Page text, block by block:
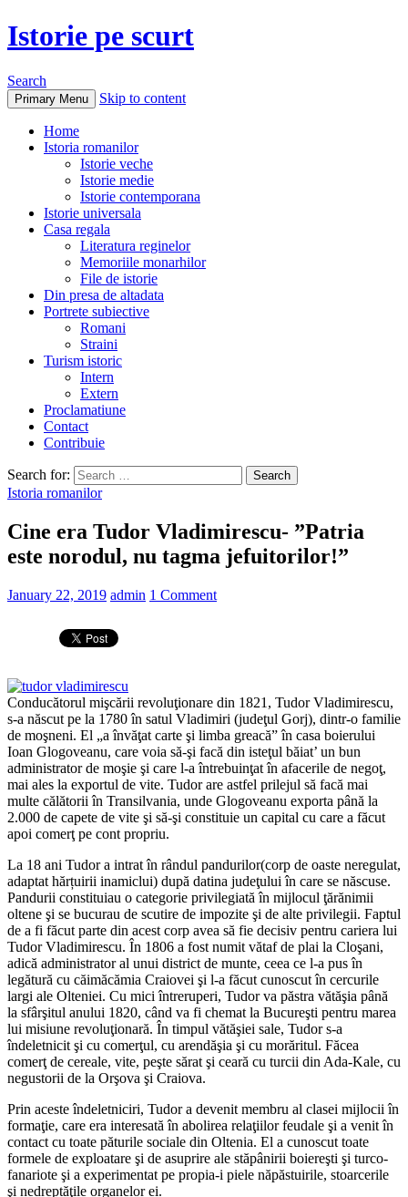
Istorie pe scurt
Search
Primary Menu Skip to content
Home
Istoria romanilor
Istorie veche
Istorie medie
Istorie contemporana
Istorie universala
Casa regala
Literatura reginelor
Memoriile monarhilor
File de istorie
Din presa de altadata
Portrete subiective
Romani
Straini
Turism istoric
Intern
Extern
Proclamatiune
Contact
Contribuie
Search for:
Istoria romanilor
Cine era Tudor Vladimirescu- ”Patria
este norodul, nu tagma jefuitorilor!”
January 22, 2019 admin 1 Comment
Conducătorul mişcării revoluţionare din 1821, Tudor Vladimirescu,
s-a născut pe la 1780 în satul Vladimiri (judeţul Gorj), dintr-o familie
de moşneni. El „a învăţat carte şi limba greacă” în casa boierului
Ioan Glogoveanu, care voia să-şi facă din isteţul băiat’ un bun
administrator de moşie şi care l-a întrebuinţat în afacerile de negoţ,
mai ales la exportul de vite. Tudor are astfel prilejul să facă mai
multe călătorii în Transilvania, unde Glogoveanu exporta până la
2.000 de capete de vite şi să-şi constituie un capital cu care a făcut
apoi comerţ pe cont propriu.
La 18 ani Tudor a intrat în rândul pandurilor(corp de oaste neregulat,
adaptat hărțuirii inamiclui) după datina judeţului în care se născuse.
Pandurii constituiau o categorie privilegiată în mijlocul ţărănimii
oltene şi se bucurau de scutire de impozite şi de alte privilegii. Faptul
de a fi făcut parte din acest corp avea să fie decisiv pentru cariera lui
Tudor Vladimirescu. În 1806 a fost numit vătaf de plai la Cloşani,
adică administrator al unui district de munte, ceea ce l-a pus în
legătură cu căimăcămia Craiovei şi l-a făcut cunoscut în cercurile
largi ale Olteniei. Cu mici întreruperi, Tudor va păstra vătăşia până
la sfârşitul anului 1820, când va fi chemat la Bucureşti pentru marea
lui misiune revoluţionară. În timpul vătăşiei sale, Tudor s-a
îndeletnicit şi cu comerţul, cu arendăşia şi cu morăritul. Făcea
comerţ de cereale, vite, peşte sărat şi ceară cu turcii din Ada-Kale, cu
negustorii de la Orşova şi Craiova.
Prin aceste îndeletniciri, Tudor a devenit membru al clasei mijlocii în
formaţie, care era interesată în abolirea relaţiilor feudale şi a venit în
contact cu toate păturile sociale din Oltenia. El a cunoscut toate
formele de exploatare şi de asuprire ale stăpânirii boiereşti şi turco-
fanariote şi a experimentat pe propia-i piele năpăstuirile, stoarcerile
şi nedreptăţile organelor ei.